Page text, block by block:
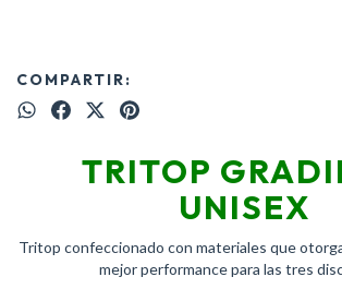
COMPARTIR:
TRITOP
UNISEX
Tritop confeccionado con materiales que
mejor performance para las tres